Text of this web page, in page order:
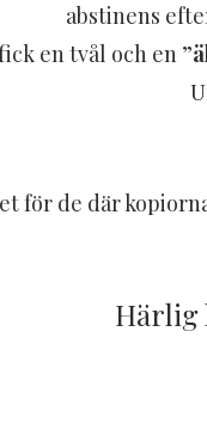
abstinens
en tvål och en ”
för de där
Härlig